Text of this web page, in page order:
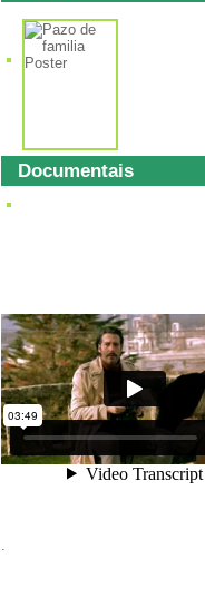
Documentais
.